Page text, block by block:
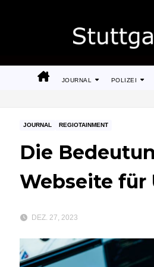
JOURNAL POLIZEI
JOURNAL REGIOTAINMENT
Die
Webseite für
DEZ. 27, 2023